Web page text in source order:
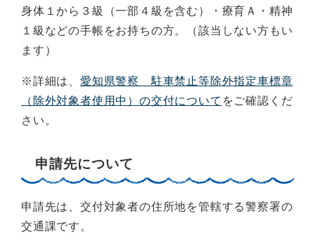
身体１から３級（一部４級を含む）・療育Ａ・精神
１級などの手帳をお持ちの方。（該当しない方もい
ます）
※詳細は、 愛知県警察 駐車禁止等除外指定車標章
（除外対象者使用中）の交付について をご確認くだ
さい。
申請先について
申請先は、交付対象者の住所地を管轄する警察署の
交通課です。